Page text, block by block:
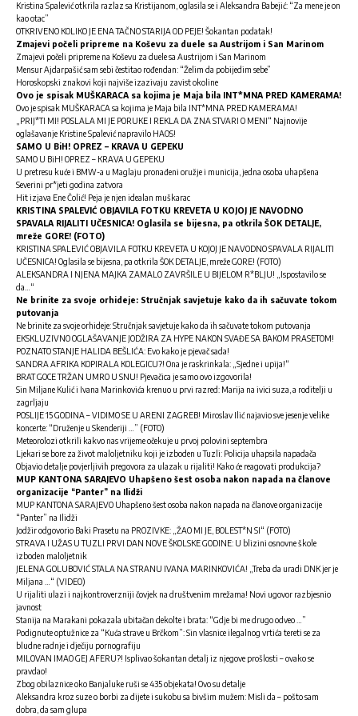
Kristina Spalević otkrila razlaz sa Kristijanom, oglasila se i Aleksandra Babejić: “Za mene je on
kao otac”
OTKRIVENO KOLIKO JE ENA TAČNO STARIJA OD PEJE! Šokantan podatak!
Zmajevi počeli pripreme na Koševu za duele sa Austrijom i San Marinom
Zmajevi počeli pripreme na Koševu za duele sa Austrijom i San Marinom
Mensur Ajdarpašić sam sebi čestitao rođendan: “Želim da pobijedim sebe”
Horoskopski znakovi koji najviše izazivaju zavist okoline
Ovo je spisak MUŠKARACA sa kojima je Maja bila INT*MNA PRED KAMERAMA!
Ovo je spisak MUŠKARACA sa kojima je Maja bila INT*MNA PRED KAMERAMA!
„PRIJ*TI MI! POSLALA MI JE PORUKE I REKLA DA ZNA STVARI O MENI“ Najnovije
oglašavanje Kristine Spalević napravilo HAOS!
SAMO U BiH! OPREZ – KRAVA U GEPEKU
SAMO U BiH! OPREZ – KRAVA U GEPEKU
U pretresu kuće i BMW-a u Maglaju pronađeni oružje i municija, jedna osoba uhapšena
Severini pr*jeti godina zatvora
Hit izjava Ene Čolić! Peja je njen idealan muškarac
KRISTINA SPALEVIĆ OBJAVILA FOTKU KREVETA U KOJOJ JE NAVODNO
SPAVALA RIJALITI UČESNICA! Oglasila se bijesna, pa otkrila ŠOK DETALJE,
mreže GORE! (FOTO)
KRISTINA SPALEVIĆ OBJAVILA FOTKU KREVETA U KOJOJ JE NAVODNO SPAVALA RIJALITI
UČESNICA! Oglasila se bijesna, pa otkrila ŠOK DETALJE, mreže GORE! (FOTO)
ALEKSANDRA I NJENA MAJKA ZAMALO ZAVRŠILE U BIJELOM R*BLJU! „Ispostavilo se
da…“
Ne brinite za svoje orhideje: Stručnjak savjetuje kako da ih sačuvate tokom
putovanja
Ne brinite za svoje orhideje: Stručnjak savjetuje kako da ih sačuvate tokom putovanja
EKSKLUZIVNO OGLAŠAVANJE JODŽIRA ZA HYPE NAKON SVAĐE SA BAKOM PRASETOM!
POZNATO STANJE HALIDA BEŠLIĆA: Evo kako je pjevač sada!
SANDRA AFRIKA KOPIRALA KOLEGICU?! Ona je raskrinkala: „Sjedne i upija!“
BRAT GOCE TRŽAN UMRO U SNU! Pjevačica je samo ovo izgovorila!
Sin Miljane Kulić i Ivana Marinkovića krenuo u prvi razred: Marija na ivici suza, a roditelji u
zagrljaju
POSLIJE 15 GODINA – VIDIMO SE U ARENI ZAGREB! Miroslav Ilić najavio sve jesenje velike
koncerte: “Druženje u Skenderiji …” (FOTO)
Meteorolozi otkrili kakvo nas vrijeme očekuje u prvoj polovini septembra
Ljekari se bore za život maloljetniku koji je izboden u Tuzli: Policija uhapsila napadača
Objavio detalje povjerljivih pregovora za ulazak u rijaliti! Kako će reagovati produkcija?
MUP KANTONA SARAJEVO Uhapšeno šest osoba nakon napada na članove
organizacije “Panter” na Ilidži
MUP KANTONA SARAJEVO Uhapšeno šest osoba nakon napada na članove organizacije
“Panter” na Ilidži
Jodžir odgovorio Baki Prasetu na PROZIVKE: „ŽAO MI JE, BOLEST*N SI“ (FOTO)
STRAVA I UŽAS U TUZLI PRVI DAN NOVE ŠKOLSKE GODINE: U blizini osnovne škole
izboden maloljetnik
JELENA GOLUBOVIĆ STALA NA STRANU IVANA MARINKOVIĆA! „Treba da uradi DNK jer je
Miljana …“ (VIDEO)
U rijaliti ulazi i najkontroverzniji čovjek na društvenim mrežama! Novi ugovor razbjesnio
javnost
Stanija na Marakani pokazala ubitačan dekolte i brata: “Gdje bi me drugo odveo …”
Podignute optužnice za “Kuća strave u Brčkom”: Sin vlasnice ilegalnog vrtića tereti se za
bludne radnje i dječiju pornografiju
MILOVAN IMAO GEJ AFERU?! Isplivao šokantan detalj iz njegove prošlosti – ovako se
pravdao!
Zbog obilaznice oko Banjaluke ruši se 435 objekata! Ovo su detalje
Aleksandra kroz suze o borbi za dijete i sukobu sa bivšim mužem: Misli da – pošto sam
dobra, da sam glupa